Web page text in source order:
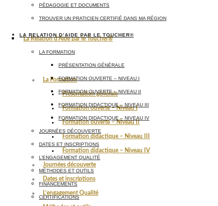
La Relation d’Aide par le Toucher®
La Formation
Présentation générale
Formation ouverte – Niveau I
Formation ouverte – Niveau II
Formation didactique – Niveau III
Formation didactique – Niveau IV
Journées découverte
Dates et inscriptions
L’engagement Qualité
PÉDAGOGIE ET DOCUMENTS
TROUVER UN PRATICIEN CERTIFIÉ DANS MA RÉGION
LA RELATION D’AIDE PAR LE TOUCHER®
LA FORMATION
PRÉSENTATION GÉNÉRALE
FORMATION OUVERTE – NIVEAU I
FORMATION OUVERTE – NIVEAU II
FORMATION DIDACTIQUE – NIVEAU III
FORMATION DIDACTIQUE – NIVEAU IV
JOURNÉES DÉCOUVERTE
DATES ET INSCRIPTIONS
L’ENGAGEMENT QUALITÉ
MÉTHODES ET OUTILS
FINANCEMENTS
CERTIFICATIONS